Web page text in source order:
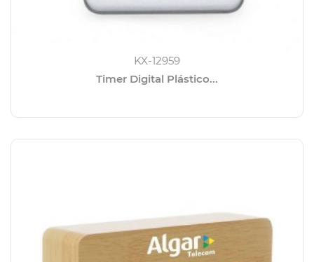
KX-12959
Timer Digital Plástico...